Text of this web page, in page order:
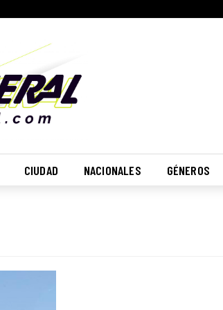
CIUDAD NACIONALES GÉNEROS